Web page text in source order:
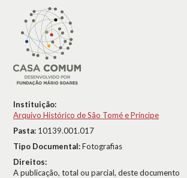
Instituição:
Arquivo Histórico de São Tomé e Príncipe
Pasta: 10139.001.017
Tipo Documental:Fotografias
Direitos:
A publicação, total ou parcial, deste documento